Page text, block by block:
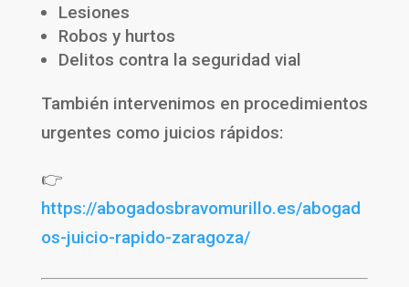
Lesiones
Robos y hurtos
Delitos contra la seguridad vial
También intervenimos en procedimientos
urgentes como juicios rápidos:
👉
https://abogadosbravomurillo.es/abogad
os-juicio-rapido-zaragoza/